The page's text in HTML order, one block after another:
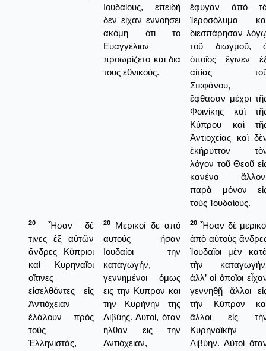
Ιουδαίους, επειδή
δεν είχαν εννοήσει
ακόμη ότι το
Ευαγγέλιον
προωρίζετο και δια
τους εθνικούς.
ἔφυγαν ἀπὸ
Ἱεροσόλυμα
διεσπάρησαν
τοῦ διωγμοῦ,
ὁποῖος ἔγινεν
αἰτίας
Στεφάνου,
ἔφθασαν μέχρι
Φοινίκης καὶ
Κύπρου καὶ
Ἀντιοχείας καὶ
ἐκήρυττον
λόγον τοῦ Θεοῦ
κανένα
παρὰ μόνον
τοὺς Ἰουδαίους.
20
Ἦσαν δέ
τινες ἐξ αὐτῶν
ἄνδρες Κύπριοι
καὶ Κυρηναῖοι
οἵτινες
εἰσελθόντες εἰς
Ἀντιόχειαν
ἐλάλουν πρὸς
τοὺς
Ἑλληνιστάς,
20
Μερικοί δε από
αυτούς ήσαν
Ιουδαίοι την
καταγωγήν,
γεννημένοι όμως
εις την Κυπρον και
την Κυρήνην της
Λιβύης. Αυτοί, όταν
ήλθαν εις την
Αντιόχειαν,
20 Ἦσαν δὲ
ἀπὸ αὐτοὺς
Ἰουδαῖοι μὲν
τὴν
ἀλλ’ οἱ ὁποῖοι
γεννηθῇ ἄλλοι
τὴν Κύπρον
ἄλλοι εἰς
Κυρηναϊκὴν
Λιβύην. Αὐτοὶ